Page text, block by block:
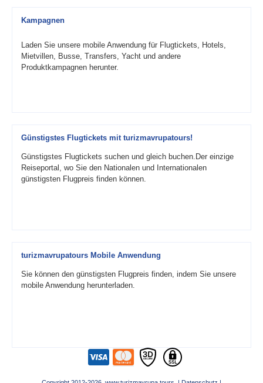
Kampagnen
Laden Sie unsere mobile Anwendung für Flugtickets, Hotels,
Mietvillen, Busse, Transfers, Yacht und andere
Produktkampagnen herunter.
Günstigstes Flugtickets mit turizmavrupatours!
Günstigstes Flugtickets suchen und gleich buchen.Der einzige
Reiseportal, wo Sie den Nationalen und Internationalen
günstigsten Flugpreis finden können.
turizmavrupatours Mobile Anwendung
Sie können den günstigsten Flugpreis finden, indem Sie unsere
mobile Anwendung herunterladen.